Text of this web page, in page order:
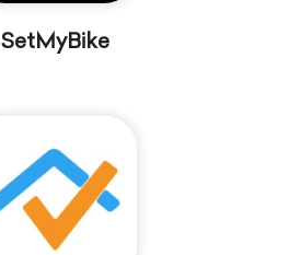
SetMyBike